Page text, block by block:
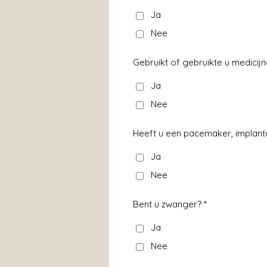
Ja
Nee
Gebruikt of gebruikte u
Ja
Nee
Heeft u een pacemaker,
Ja
Nee
Bent u zwanger? *
Ja
Nee